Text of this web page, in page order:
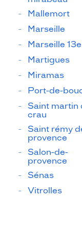
Mallemort
Marseille
Marseille 13e
Martigues
Miramas
Port-de-
Saint martin
crau
Saint rémy
provence
Salon-de-
provence
Sénas
Vitrolles